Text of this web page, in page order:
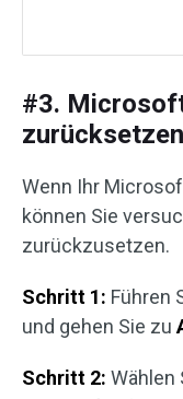
#3.
zurücksetzen
Wenn Ihr
können Sie
zurückzusetzen.
Schritt 1: Führen
und gehen Sie zu
Schritt 2: Wählen